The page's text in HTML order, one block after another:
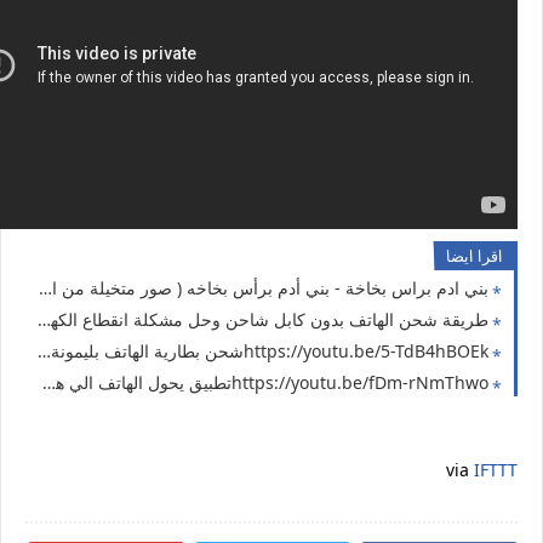
اقرا ايضا
بني ادم براس بخاخة - بني أدم برأس بخاخه ( صور متخيلة من الذكاء الاصطناعي ai لانسان راسه بخاخة ) الذكاء الأصطناعي AI رسم رجل ولكن بدلا من رأسه وقع بخاخة سبراي 2024
طريقة شحن الهاتف بدون كابل شاحن وحل مشكلة انقطاع الكهرباء 2024
https://youtu.be/5-TdB4hBOEkشحن بطارية الهاتف بليمونة من صفر لمية في ثانية ( حل مشكلة انقطاع الكهرباء )
https://youtu.be/fDm-rNmThwoتطبيق يحول الهاتف الي هولوجرام
via IFTTT